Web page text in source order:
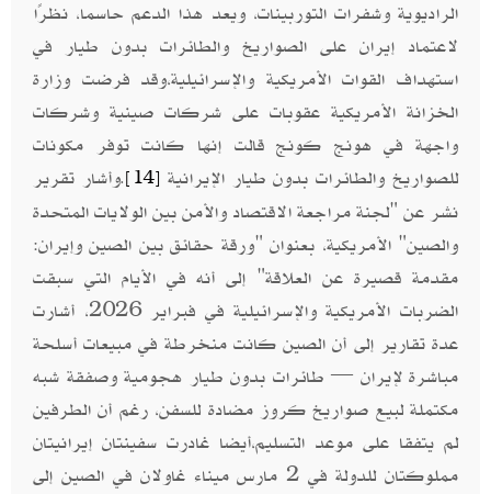
الراديوية وشفرات التوربينات، ويعد هذا الدعم حاسما، نظرًا
لاعتماد إيران على الصواريخ والطائرات بدون طيار في
استهداف القوات الأمريكية والإسرائيلية،وقد فرضت وزارة
الخزانة الأمريكية عقوبات على شركات صينية وشركات
واجهة في هونج كونج قالت إنها كانت توفر مكونات
للصواريخ والطائرات بدون طيار الإيرانية [14].وأشار تقرير
نشر عن "لجنة مراجعة الاقتصاد والأمن بين الولايات المتحدة
والصين" الأمريكية، بعنوان "ورقة حقائق بين الصين وإيران:
مقدمة قصيرة عن العلاقة" إلى أنه في الأيام التي سبقت
الضربات الأمريكية والإسرائيلية في فبراير 2026، أشارت
عدة تقارير إلى أن الصين كانت منخرطة في مبيعات أسلحة
مباشرة لإيران — طائرات بدون طيار هجومية وصفقة شبه
مكتملة لبيع صواريخ كروز مضادة للسفن، رغم أن الطرفين
لم يتفقا على موعد التسليم،أيضا غادرت سفينتان إيرانيتان
مملوكتان للدولة في 2 مارس ميناء غاولان في الصين إلى